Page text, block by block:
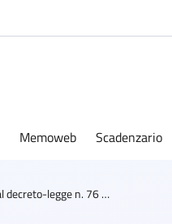
Memoweb Scadenzario
Art.51 - Modifiche al decreto-legge n. 76 del 2020